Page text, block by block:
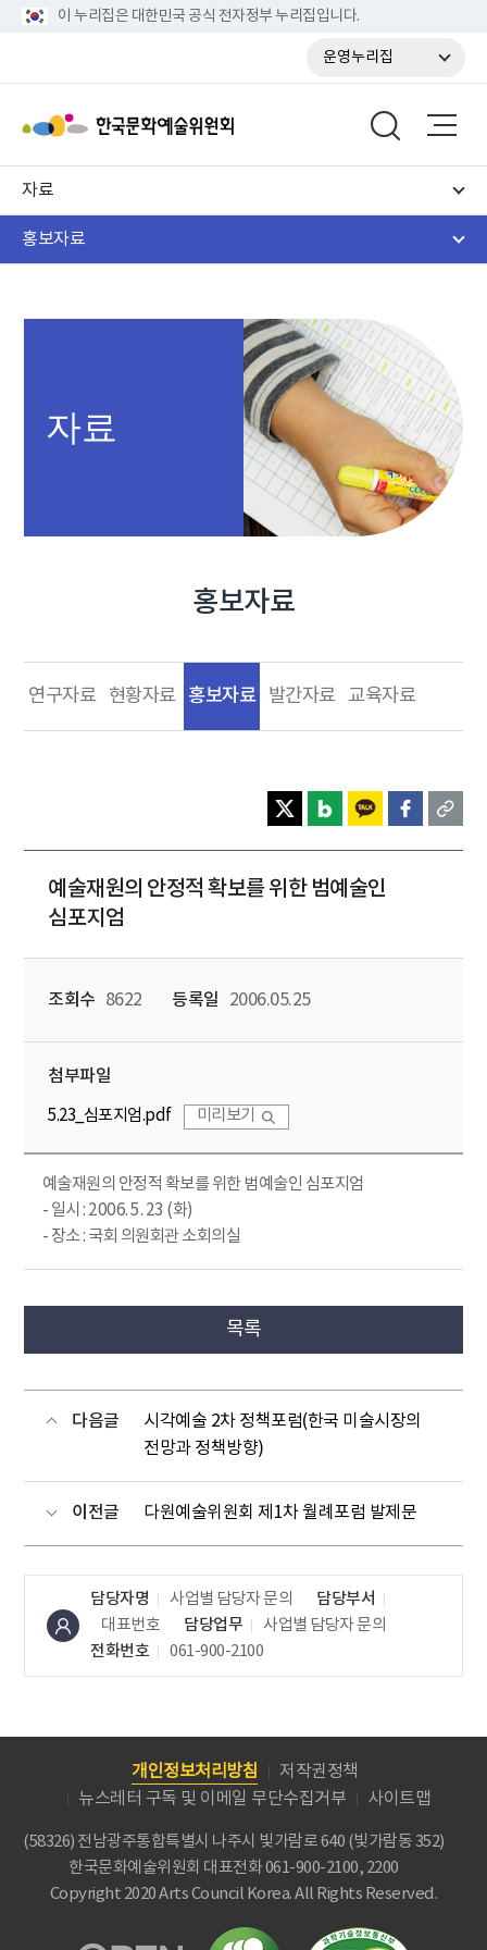
이 누리집은 대한민국 공식 전자정부 누리집입니다.
운영누리집
자료
홍보자료
자료
홍보자료
연구자료 현황자료 홍보자료 발간자료 교육자료
예술재원의 안정적 확보를 위한 범예술인
심포지엄
조회수 8622 등록일 2006.05.25
첨부파일
5.23_심포지엄.pdf 미리보기
예술재원의 안정적 확보를 위한 범예술인 심포지엄
- 일시 : 2006. 5. 23 (화)
- 장소 : 국회 의원회관 소회의실
목록
다음글
시각예술 2차 정책포럼(한국 미술시장의
전망과 정책방향)
이전글 다원예술위원회 제1차 월례포럼 발제문
담당자명 사업별 담당자 문의
담당부서
대표번호
담당업무
사업별 담당자 문의
전화번호
061-900-2100
개인정보처리방침
저작권정책
뉴스레터 구독 및 이메일 무단수집거부
사이트맵
(58326) 전남광주통합특별시 나주시 빛가람로 640 (빛가람동 352)
한국문화예술위원회 대표전화 061-900-2100, 2200
Copyright 2020 Arts Council Korea. All Rights Reserved.